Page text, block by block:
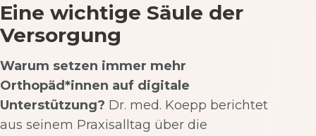
Eine wichtige Säule der
Versorgung
Warum setzen immer mehr
Orthopäd*innen auf digitale
Unterstützung? Dr. med. Koepp berichtet
aus seinem Praxisalltag über die